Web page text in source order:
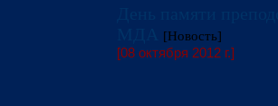
[Новость]
[08 октября 2012 г.]